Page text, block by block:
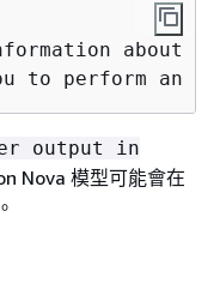
to perform an
output in
Nova 模型可能會在